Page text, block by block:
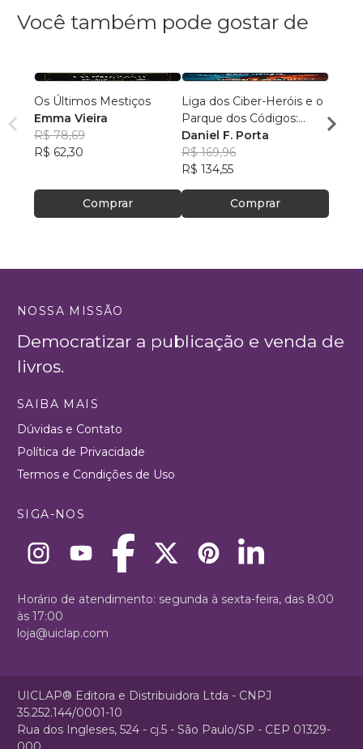
Você também pode gostar de
Os Últimos Mestiços
Emma Vieira
R$ 78,69
R$ 62,30
Comprar
Liga dos Ciber-Heróis e o
Parque dos Códigos:
Rumo ao Desconhecido
Daniel F. Porta
R$ 169,96
R$ 134,55
Comprar
R$
NOSSA MISSÃO
Democratizar a publicação e venda de
livros.
SAIBA MAIS
Dúvidas e Contato
Política de Privacidade
Termos e Condições de Uso
SIGA-NOS
Horário de atendimento: segunda à sexta-feira, das 8:00
às 17:00
loja@uiclap.com
UICLAP® Editora e Distribuidora Ltda - CNPJ
35.252.144/0001-10
Rua dos Ingleses, 524 - cj.5 - São Paulo/SP - CEP 01329-